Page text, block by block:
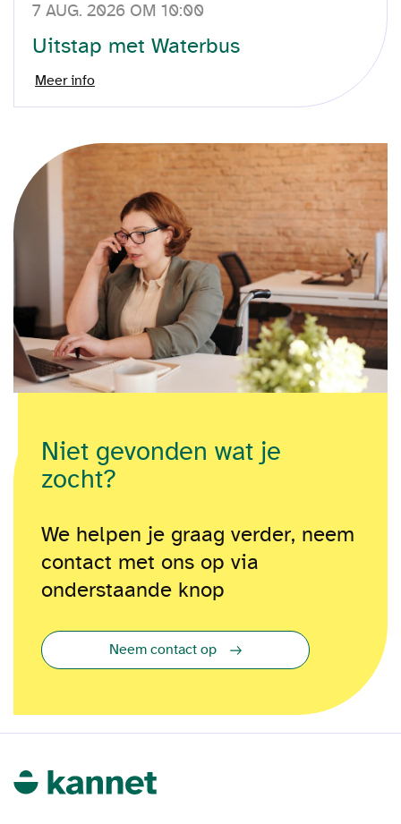
7 AUG. 2026 OM 10:00
Uitstap met Waterbus
Meer info
Niet gevonden wat je
zocht?
We helpen je graag verder, neem
contact met ons op via
onderstaande knop
Neem contact op